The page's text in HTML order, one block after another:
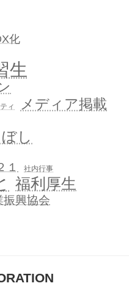
化
生
ィ メディア掲載
し
１ 社内行事
福利厚生
振興協会